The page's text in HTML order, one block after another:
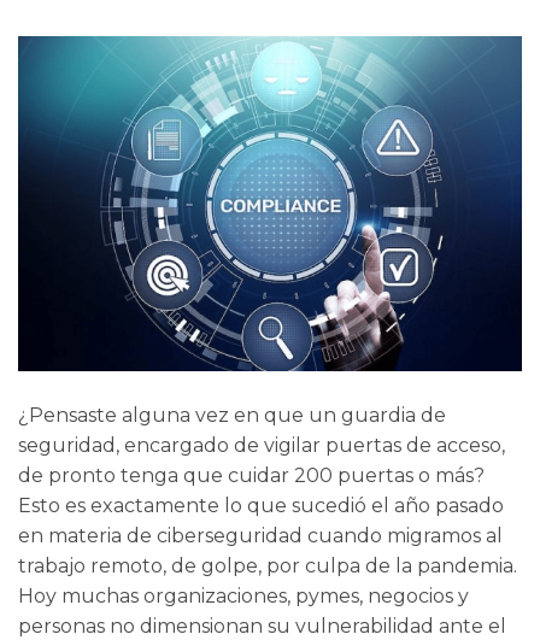
¿Pensaste alguna vez en que un guardia de
seguridad, encargado de vigilar puertas de acceso,
de pronto tenga que cuidar 200 puertas o más?
Esto es exactamente lo que sucedió el año pasado
en materia de ciberseguridad cuando migramos al
trabajo remoto, de golpe, por culpa de la pandemia.
Hoy muchas organizaciones, pymes, negocios y
personas no dimensionan su vulnerabilidad ante el